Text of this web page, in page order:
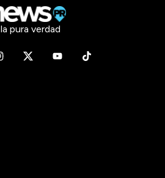
la pura verdad